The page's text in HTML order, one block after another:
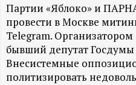
-
и
н
Партии «Яблоко» и
провести в Москве
Telegram.
бывший депутат
Внесистемные
политизировать